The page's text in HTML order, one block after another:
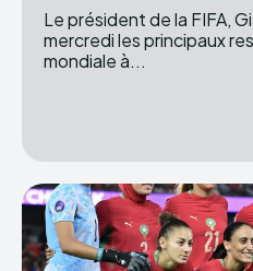
Le président de la FIFA,
mercredi les principaux
mondiale à...